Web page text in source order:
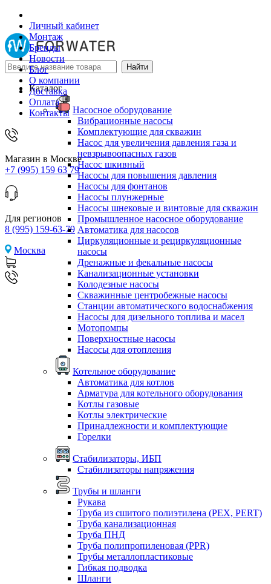
Личный кабинет
Монтаж
Бренды
Новости
Блог
О компании
Доставка
Оплата
Контакты
Магазин в Москве
+7 (995) 159 63 79
Для регионов
8 (995) 159-63-79
Москва
Каталог
Насосное оборудование
Вибрационные насосы
Комплектующие для скважин
Насос для увеличения давления газа и
невзрывоопасных газов
Насос шкивный
Насосы для повышения давления
Насосы для фонтанов
Насосы плунжерные
Насосы шнековые и винтовые для скважин
Промышленное насосное оборудование
Автоматика для насосов
Циркуляционные и рециркуляционные
насосы
Дренажные и фекальные насосы
Канализационные установки
Колодезные насосы
Скважинные центробежные насосы
Станции автоматического водоснабжения
Насосы для дизельного топлива и масел
Мотопомпы
Поверхностные насосы
Насосы для отопления
Котельное оборудование
Автоматика для котлов
Арматура для котельного оборудования
Котлы газовые
Котлы электрические
Принадлежности и комплектующие
Горелки
Стабилизаторы, ИБП
Стабилизаторы напряжения
Трубы и шланги
Рукава
Труба из сшитого полиэтилена (PEX, PERT)
Труба канализационная
Труба ПНД
Труба полипропиленовая (PPR)
Трубы металлопластиковые
Гибкая подводка
Шланги